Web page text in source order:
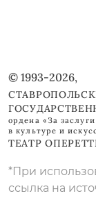
© 1993-2026,
ордена «За заслуги
в культуре и
ТЕАТР
*При
ссылка на